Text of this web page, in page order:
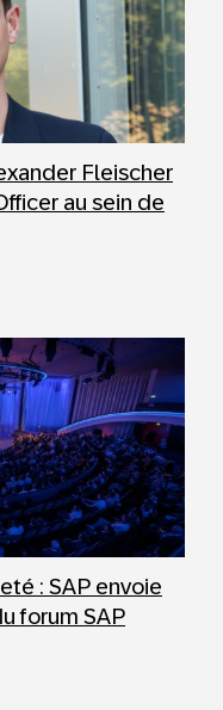
Fleischer
au sein de
: SAP envoie
forum SAP